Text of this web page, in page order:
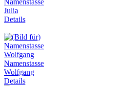
Namenstasse
Julia
Details
Namenstasse
Wolfgang
Details